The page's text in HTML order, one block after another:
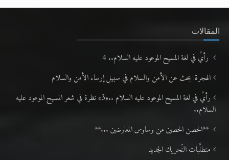
المقالات
رأيٌ في لغة المسيح الموعود عليه السلام.. 4
الهجرة: بحث عن الأمن والسلام في سبيل إرساء الأمن والسلام
رأيٌ في لغة المسيح الموعود عليه السلام ..«3» نظرة في شعر المسيح الموعود عليه
السلام..
**الحصن الحصين من وساوس المعارضين ...**
متطلَّبات التّحريك الجديد